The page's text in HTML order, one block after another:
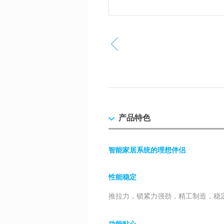
产品特色
智能家居系统的理想伴侣
性能稳定
推拉力，锁紧力强劲，精工制造，稳